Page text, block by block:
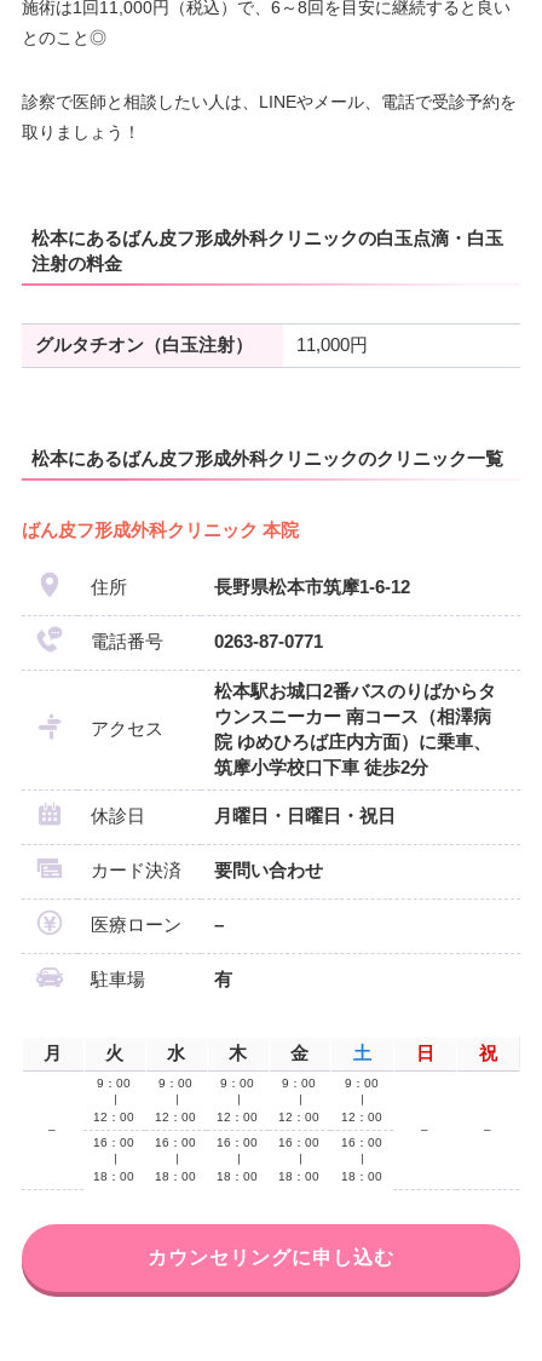
施術は1回11,000円（税込）で、6～8回を目安に継続すると良い
とのこと◎
診察で医師と相談したい人は、LINEやメール、電話で受診予約を
取りましょう！
松本にあるばん皮フ形成外科クリニックの白玉点滴・白玉
注射の料金
グルタチオン（白玉注射） 11,000円
松本にあるばん皮フ形成外科クリニックのクリニック一覧
ばん皮フ形成外科クリニック 本院
住所 長野県松本市筑摩1-6-12
電話番号 0263-87-0771
アクセス
松本駅お城口2番バスのりばからタ
ウンスニーカー 南コース（相澤病
院 ゆめひろば庄内方面）に乗車、
筑摩小学校口下車 徒歩2分
休診日 月曜日・日曜日・祝日
カード決済 要問い合わせ
医療ローン –
駐車場 有
月 火 水 木 金 土 日 祝
–
9：00
12：00
9：00
12：00
9：00
12：00
9：00
12：00
9：00
12：00
–
–
16：00
18：00
16：00
18：00
16：00
18：00
16：00
18：00
16：00
18：00
カウンセリングに申し込む